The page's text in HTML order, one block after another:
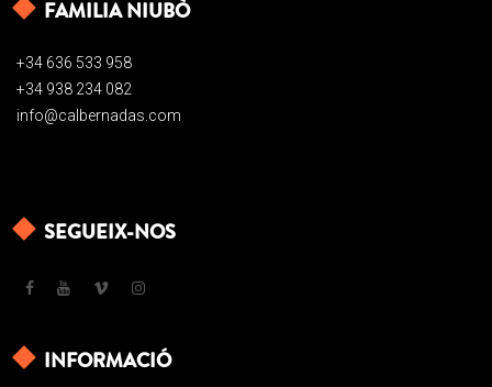
FAMILIA NIUBÒ
+34 636 533 958
+34 938 234 082
info@calbernadas.com
SEGUEIX-NOS
INFORMACIÓ